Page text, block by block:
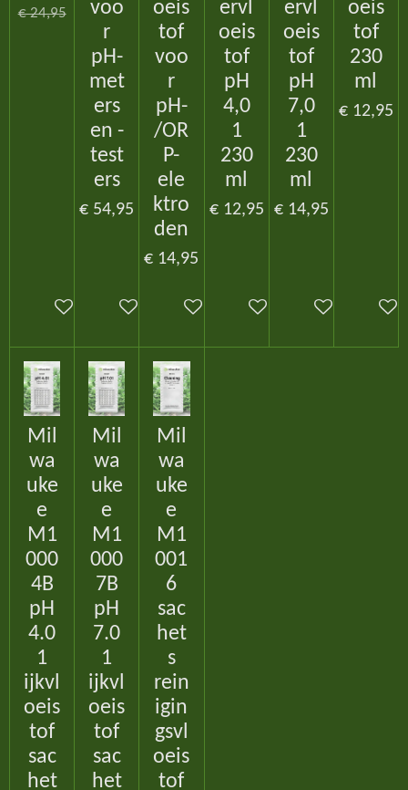
€ 24,95
In winkelwagen
voo
r
pH-
met
ers
en -
test
ers
€ 54,95
In winkelwagen
oeis
tof
voo
r
pH-
/OR
P-
ele
ktro
den
€ 14,95
In winkelwagen
ervl
oeis
tof
pH
4,0
1
230
ml
€ 12,95
In winkelwagen
ervl
oeis
tof
pH
7,0
1
230
ml
€ 14,95
In winkelwagen
oeis
tof
230
ml
€ 12,95
In
Mil
wa
uke
e
M1
000
4B
pH
4.0
1
ijkvl
oeis
tof
sac
het
Mil
wa
uke
e
M1
000
7B
pH
7.0
1
ijkvl
oeis
tof
sac
het
Mil
wa
uke
e
M1
001
6
sac
het
s
rein
igin
gsvl
oeis
tof